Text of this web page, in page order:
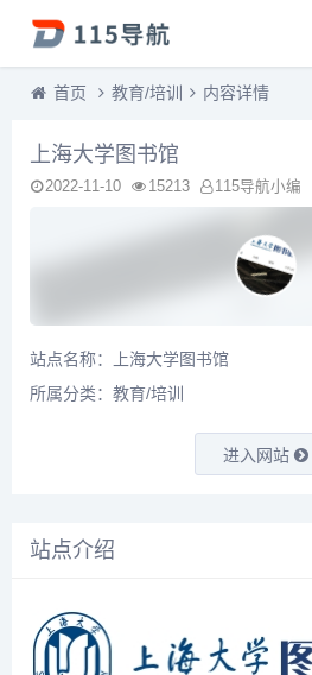
首页 教育/培训 内容详情
上海大学图书馆
2022-11-10 15213 115导航小编
站点名称：上海大学图书馆
所属分类： 教育/培训
进入网站
站点介绍